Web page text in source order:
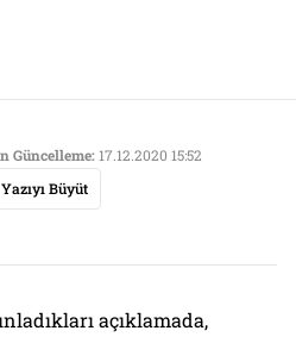
Güncelleme:17.12.2020 15:52
Yazıyı Büyüt
açıklamada,